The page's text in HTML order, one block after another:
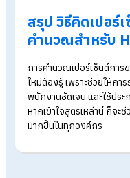
1. สูตรคำนวณเปอร์
(จำนวนครั้งมาสาย ÷
สาย
ตัวอย่าง :เดือนนี้บริษั
พนักงาน C มาสายคิด